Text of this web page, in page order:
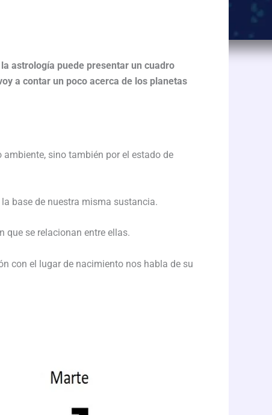
astrología puede presentar un cuadro
a contar un poco acerca de los planetas
sino también por el estado de
base de nuestra misma sustancia.
que se relacionan entre ellas.
con el lugar de nacimiento nos habla de su